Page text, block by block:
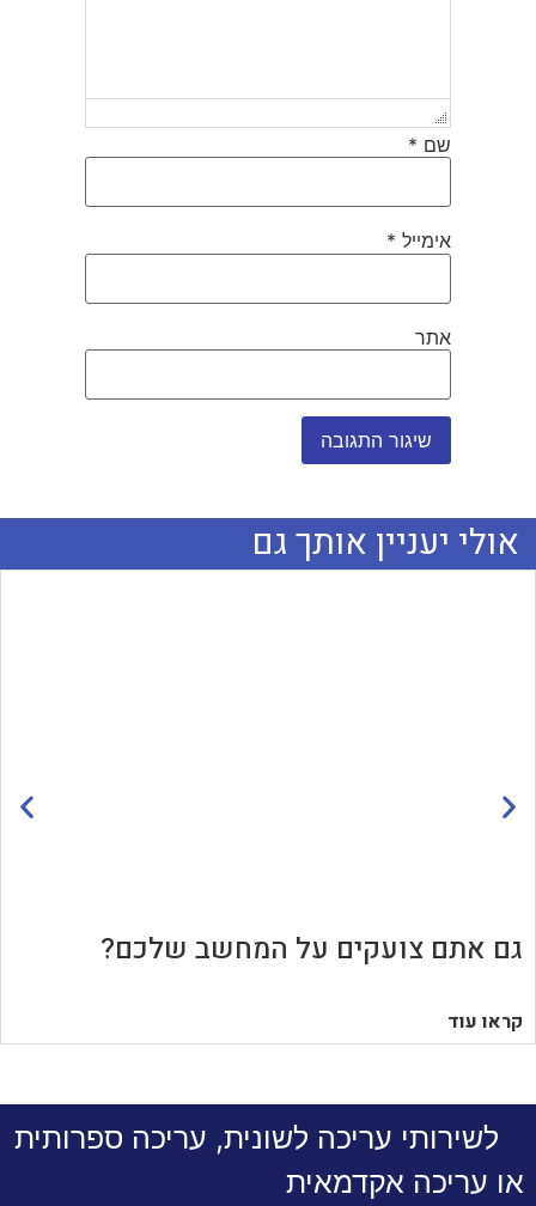
שם *
אימייל *
אתר
אולי יעניין אותך גם
גם אתם צועקים על המחשב שלכם?
קראו עוד
לשירותי עריכה לשונית, עריכה ספרותית
או עריכה אקדמאית